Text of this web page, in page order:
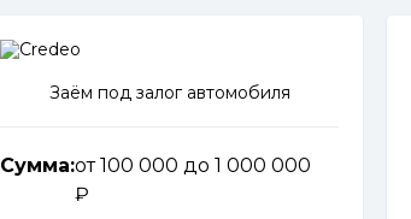
Заём под залог автомобиля
Сумма:от 100 000 до 1 000 000